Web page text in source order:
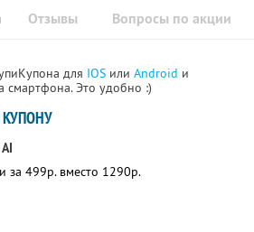
Отзывы Вопросы по акции
для IOS или Android и
смартфона. Это удобно :)
за 499р. вместо 1290р.